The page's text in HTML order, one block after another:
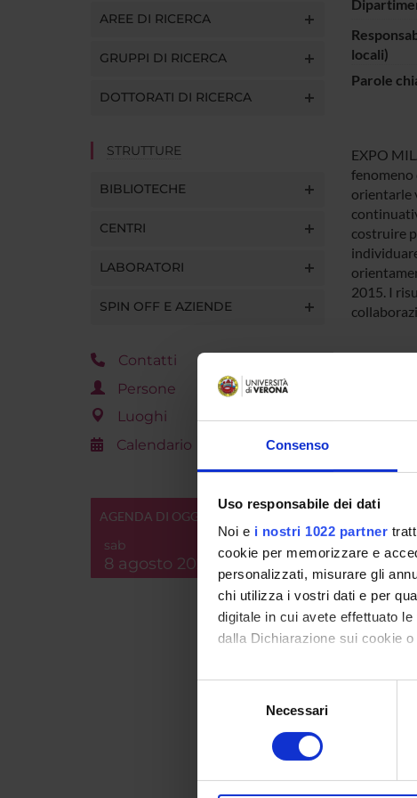
Consenso
Uso responsabile dei dati
Noi e i nostri 1022 partner
cookie per memorizzare e
personalizzati, misurare gli
chi utilizza i vostri dati e per
digitale in cui avete effettuato
dalla Dichiarazione sui cookie
Con il tuo consenso, vorremmo
raccogliere
digitali).
modificare o ritirare il tuo
Necessari
AREE DI RICERCA
GRUPPI DI RICERCA
DOTTORATI DI RICERCA
STRUTTURE
BIBLIOTECHE
CENTRI
LABORATORI
SPIN OFF E AZIENDE
Contatti
Persone
Luoghi
Calendario
AGENDA DI OGGI
sab
8 agosto 2026
locali)
Parole
EXPO
fenomeno
orientarle
costruire
2015. I
TITOLO
Il
attiva: